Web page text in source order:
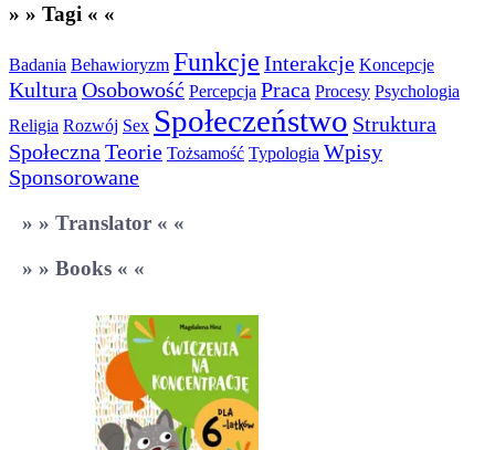
» » Tagi « «
Badania Behawioryzm Funkcje Interakcje Koncepcje
Kultura Osobowość Percepcja Praca Procesy Psychologia
Religia Rozwój Sex Społeczeństwo Struktura
Społeczna Teorie Tożsamość Typologia Wpisy
Sponsorowane
» » Translator « «
» » Books « «